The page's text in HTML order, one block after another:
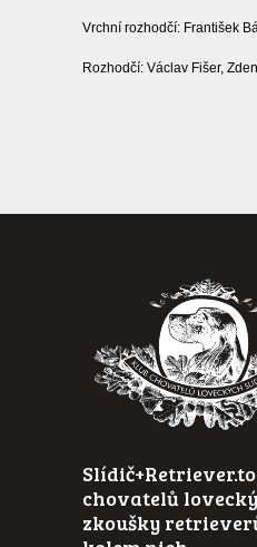
Vrchní rozhodčí: František
Rozhodčí: Václav Fišer,
chovatelů
zkoušky